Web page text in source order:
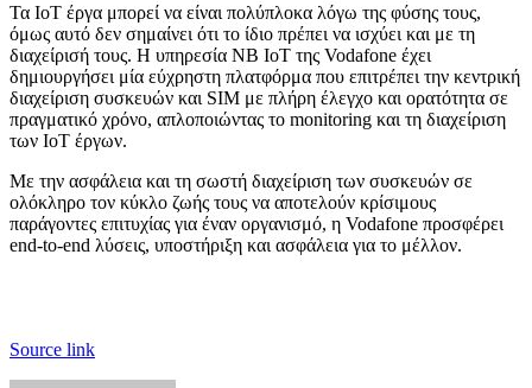
Τα ΙοΤ έργα μπορεί να είναι πολύπλοκα λόγω της φύσης τους,
όμως αυτό δεν σημαίνει ότι το ίδιο πρέπει να ισχύει και με τη
διαχείρισή τους. Η υπηρεσία NB IoT της Vodafone έχει
δημιουργήσει μία εύχρηστη πλατφόρμα που επιτρέπει την κεντρική
διαχείριση συσκευών και SIM με πλήρη έλεγχο και ορατότητα σε
πραγματικό χρόνο, απλοποιώντας το monitoring και τη διαχείριση
των IoT έργων.
Με την ασφάλεια και τη σωστή διαχείριση των συσκευών σε
ολόκληρο τον κύκλο ζωής τους να αποτελούν κρίσιμους
παράγοντες επιτυχίας για έναν οργανισμό, η Vodafone προσφέρει
end-to-end λύσεις, υποστήριξη και ασφάλεια για το μέλλον.
Source link